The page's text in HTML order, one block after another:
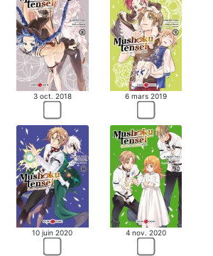
3 oct. 2018 6 mars 2019
10 juin 2020 4 nov. 2020